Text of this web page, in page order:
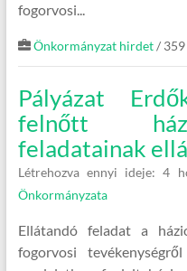
fogorvosi...
Önkormányzat hirdet/ 359
Pályázat
felnőtt
feladatainak
Létrehozva ennyi ideje: 4
Önkormányzata
Ellátandó feladat a
fogorvosi